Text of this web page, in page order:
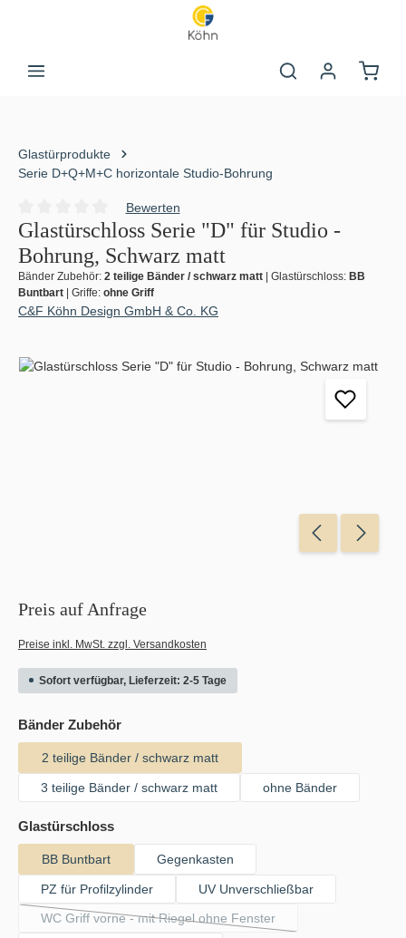
Glastürprodukte
Serie D+Q+M+C horizontale Studio-Bohrung
Durchschnittliche Bewertung von 0 von 5 Sternen
Bewerten
Glastürschloss Serie "D" für Studio -
Bohrung, Schwarz matt
Bänder Zubehör: 2 teilige Bänder / schwarz matt | Glastürschloss: BB
Buntbart | Griffe: ohne Griff
C&F Köhn Design GmbH & Co. KG
Bildergalerie überspringen
Preis auf Anfrage
Preise inkl. MwSt. zzgl. Versandkosten
Sofort verfügbar, Lieferzeit: 2-5 Tage
Bänder Zubehörauswählen
2 teilige Bänder / schwarz matt
3 teilige Bänder / schwarz matt ohne Bänder
Glastürschlossauswählen
BB Buntbart Gegenkasten
PZ für Profilzylinder
UV Unverschließbar
WC Griff vorne - mit Riegel ohne Fenster
(Diese Option ist zurzeit nicht verfügbar.)